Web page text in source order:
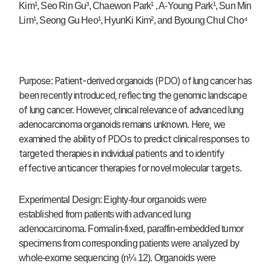
Kim¹, Seo Rin Gu³, Chaewon Park¹ , A-Young Park¹, Sun Min
Lim¹, Seong Gu Heo¹, HyunKi Kim², and Byoung Chul Cho⁴
Purpose: Patient-derived organoids (PDO) of lung cancer has
been recently introduced, reflecting the genomic landscape
of lung cancer. However, clinical relevance of advanced lung
adenocarcinoma organoids remains unknown. Here, we
examined the ability of PDOs to predict clinical responses to
targeted therapies in individual patients and to identify
effective anticancer therapies for novel molecular targets.
Experimental Design: Eighty-four organoids were
established from patients with advanced lung
adenocarcinoma. Formalin-fixed, paraffin-embedded tumor
specimens from corresponding patients were analyzed by
whole-exome sequencing (n¼ 12). Organoids were